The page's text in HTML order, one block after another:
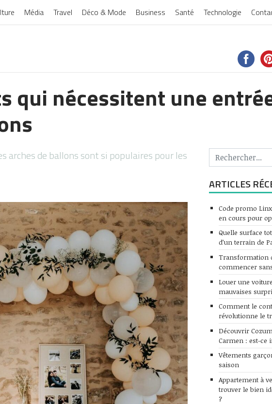
Média Travel Déco & Mode Business Santé Technologie
qui nécessitent une
arches de ballons sont si populaires pour les
ARTICLES
Code promo
en cours pour
Quelle surface
d’un terrain de
Transformation
commencer
Louer une
mauvaises
Comment le
révolutionne le
Découvrir
Carmen : est-ce
Vêtements
saison
Appartement à
trouver le bien
?